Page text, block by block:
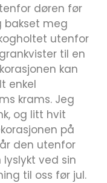
døren før
bakset meg
utenfor
til en
kan
enkel
krams. Jeg
og litt hvit
på
den utenfor
ved sin
til oss før jul.